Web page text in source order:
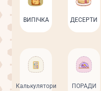
ВИПІЧКА ДЕСЕРТИ
Калькулятори ПОРАДИ